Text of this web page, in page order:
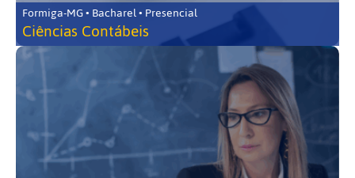
Formiga-MG • Bacharel • Presencial
Ciências Contábeis